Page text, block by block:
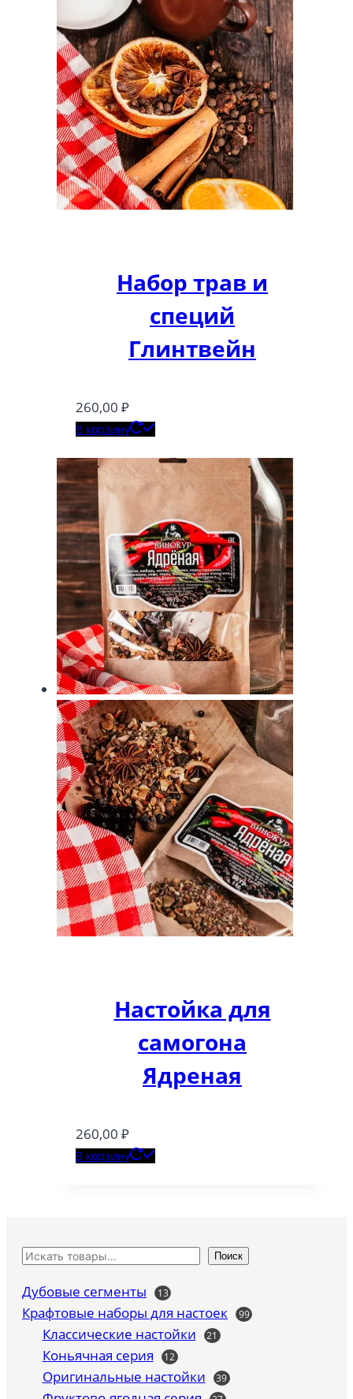
Набор трав и
специй
Глинтвейн
260,00 ₽
В корзину
Настойка для
самогона
Ядреная
260,00 ₽
В корзину
Поиск
Дубовые сегменты 1313
Крафтовые наборы для настоек 9999
Классические настойки 2121
Коньячная серия 1212
товаров
Оригинальные настойки 3939